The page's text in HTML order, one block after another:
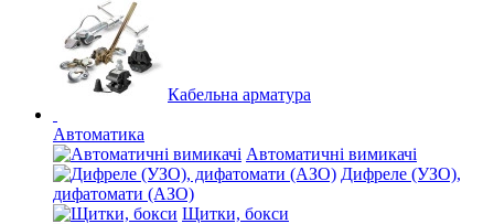
Кабельна арматура
Автоматика
Автоматичні вимикачі
Дифреле (УЗО),
дифатомати (АЗО)
Щитки, бокси